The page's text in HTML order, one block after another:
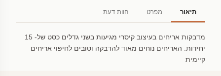
תיאור מפרט חוות דעת
מדבקות אריחים בעיצוב קיסרי מגיעות בשני גדלים כסט של- 15
יחידות. האריחים נוחים מאוד להדבקה וטובים לחיפוי אריחים
קיימית